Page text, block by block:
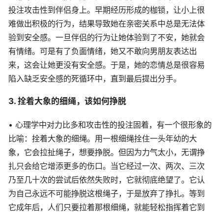
投注攻击性到伴侣身上。早期经历形成的枷锁，让小上很
难做出积极的行为，结果导致她在亲密关系中总是无法体
验到安全感。一旦伴侣的行为让她体验到了不安，她就会
有情绪。可是有了负面情绪，她又不敢向男朋友表达出
来，这会让她更没有安全感。于是，她的恋情总是很容易
陷入缺乏安全感的死循环中，直到最后提出分手。
3. 拴着大象的细绳，该如何挣脱
• 心理学中对力比多和攻击性的投注固着，有一个很形象的
比喻：拴着大象的细绳。用一根细绳拴住一头年幼的大
象，它会拉扯绳子，想要挣脱。但因为力气太小，无谓挣
扎只会给它增添更多的伤口。当它经过一次、两次、三次
乃至几十次的尝试后依然失败时，它就彻底绝望了。它认
为自己永远不可能挣脱这根绳子，于是放弃了挣扎。等到
它成年后，人们只要拉着那根细绳，就能轻松指挥着它到